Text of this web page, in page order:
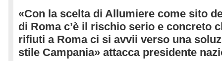
«Con la scelta di Allumiere come sito
di Roma c’è il rischio serio e concreto
rifiuti a Roma ci si avvii verso una
stile Campania» attacca presidente